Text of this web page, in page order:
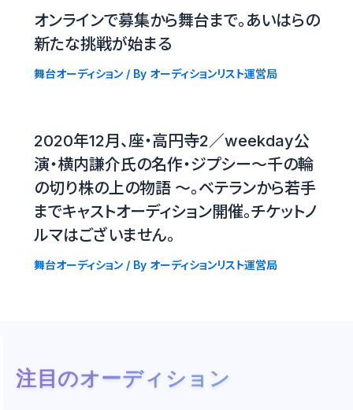
オンラインで募集から舞台まで。あいはらの
新たな挑戦が始まる
舞台オーディション/ By オーディションリスト運営局
2020年12月、座・高円寺2／weekday公
演・横内謙介氏の名作・ジプシー〜千の輪
の切り株の上の物語 〜。ベテランから若手
までキャストオーディション開催。チケットノ
ルマはございません。
舞台オーディション/ By オーディションリスト運営局
注目のオーディション